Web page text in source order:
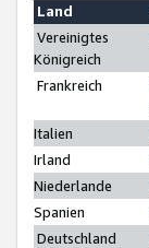
Land
Vereinigtes
Königreich
Frankreich
Italien
Irland
Niederlande
Spanien
Deutschland